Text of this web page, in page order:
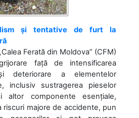
și tentative de furt la
Ferată din Moldova” (CFM)
față de intensificarea
a elementelor
inclusiv sustragerea pieselor
altor componente esențiale,
majore de accidente, pun